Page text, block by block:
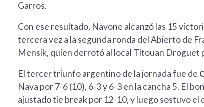
Garros.
Con ese resultado, Navone alcanzó las 15
tercera vez a la segunda ronda del Abierto de
Mensik, quien derrotó al local Titouan Droguet
El tercer triunfo argentino de la jornada fue de
Nava por 7-6 (10), 6-3 y 6-3 en la cancha 5. El
ajustado tie break por 12-10, y luego sostuvo